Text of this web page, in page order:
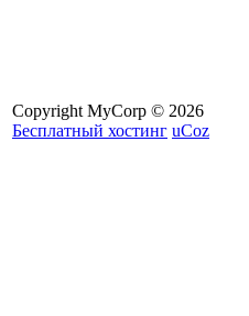
Copyright MyCorp © 2026
Бесплатный хостинг uCoz